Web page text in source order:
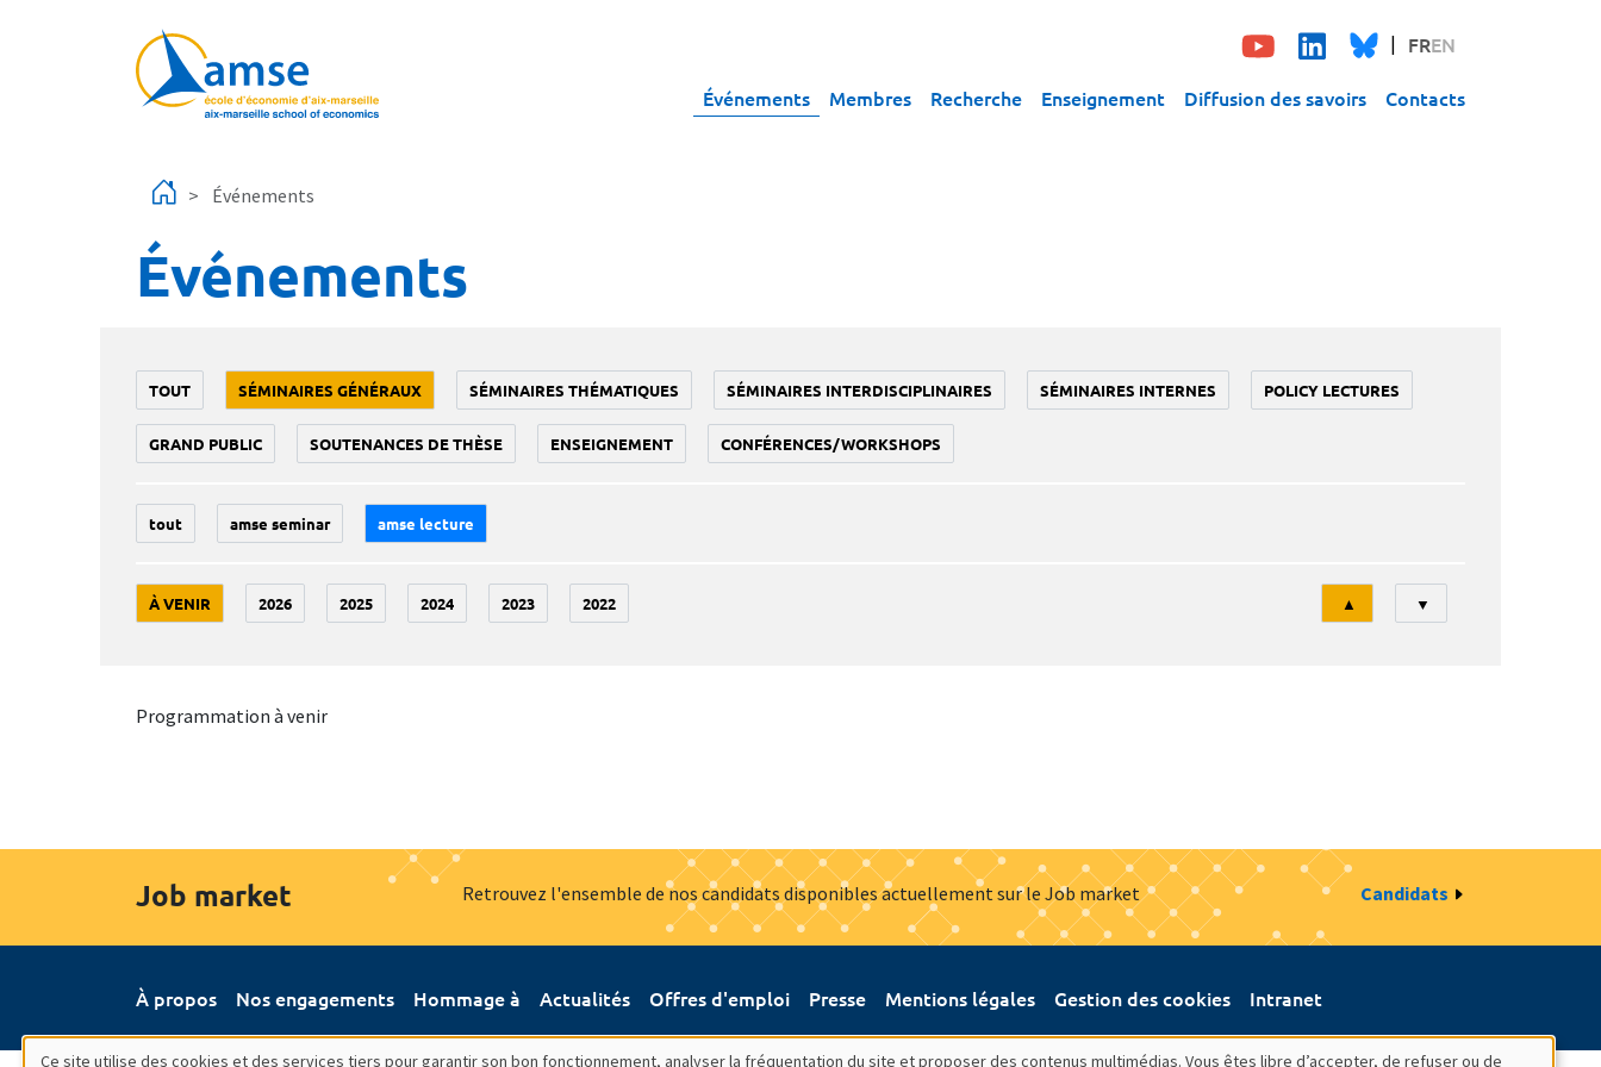
FREN
Événements Membres Recherche Enseignement Diffusion des savoirs Contacts
Événements
Événements
TOUT SÉMINAIRES GÉNÉRAUX SÉMINAIRES THÉMATIQUES SÉMINAIRES INTERDISCIPLINAIRES SÉMINAIRES INTERNES POLICY LECTURES
GRAND PUBLIC SOUTENANCES DE THÈSE ENSEIGNEMENT CONFÉRENCES/WORKSHOPS
tout amse seminar amse lecture
À VENIR 2026 2025 2024 2023 2022
Tri
▲ ▼
Programmation à venir
Job market Retrouvez l'ensemble de nos candidats disponibles actuellement sur le Job market Candidats
À propos Nos engagements Hommage à Actualités Offres d'emploi Presse Mentions légales Gestion des cookies Intranet
Ce site utilise des cookies et des services tiers pour garantir son bon fonctionnement, analyser la fréquentation du site et proposer des contenus multimédias. Vous êtes libre d’accepter, de refuser ou de